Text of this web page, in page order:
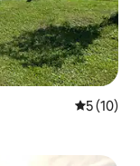
5 (10)